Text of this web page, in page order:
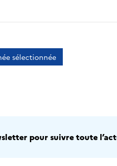
sélectionnée
pour suivre toute